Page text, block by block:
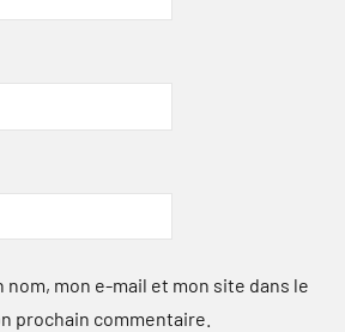
mon e-mail et mon site dans le
prochain commentaire.